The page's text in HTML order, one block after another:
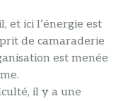
et ici l’énergie est
de camaraderie
est menée
il y a une